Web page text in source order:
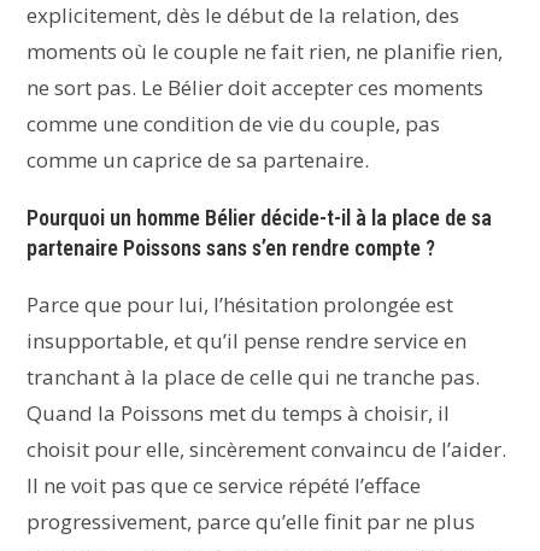
explicitement, dès le début de la relation, des
moments où le couple ne fait rien, ne planifie rien,
ne sort pas. Le Bélier doit accepter ces moments
comme une condition de vie du couple, pas
comme un caprice de sa partenaire.
Pourquoi un homme Bélier décide-t-il à la place de sa
partenaire Poissons sans s’en rendre compte ?
Parce que pour lui, l’hésitation prolongée est
insupportable, et qu’il pense rendre service en
tranchant à la place de celle qui ne tranche pas.
Quand la Poissons met du temps à choisir, il
choisit pour elle, sincèrement convaincu de l’aider.
Il ne voit pas que ce service répété l’efface
progressivement, parce qu’elle finit par ne plus